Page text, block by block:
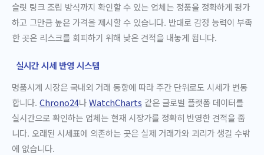
슬릿 링크 조립 방식까지 확인할 수 있는 업체는 정품을 정확하게 평가
하고 그만큼 높은 가격을 제시할 수 있습니다. 반대로 감정 능력이 부족
한 곳은 리스크를 회피하기 위해 낮은 견적을 내놓게 됩니다.
실시간 시세 반영 시스템
명품시계 시장은 국내외 거래 동향에 따라 주간 단위로도 시세가 변동
합니다. Chrono24나WatchCharts 같은 글로벌 플랫폼 데이터를
실시간으로 확인하는 업체는 현재 시장가를 정확히 반영한 견적을 줍
니다. 오래된 시세표에 의존하는 곳은 실제 거래가와 괴리가 생길 수밖
에 없습니다.